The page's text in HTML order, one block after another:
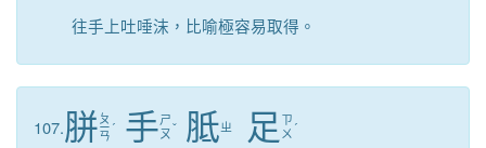
往手上吐唾沫，比喻極容易取得。
107.胼 ㄆ
ㄧ
ㄢ
ˊ 手ㄕ
ㄡˇ 胝ㄓ 足 ㄗ
ㄨ ˊ